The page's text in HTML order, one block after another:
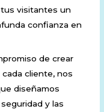
visitantes un
confianza en
de crear
cliente, nos
diseñamos
y las